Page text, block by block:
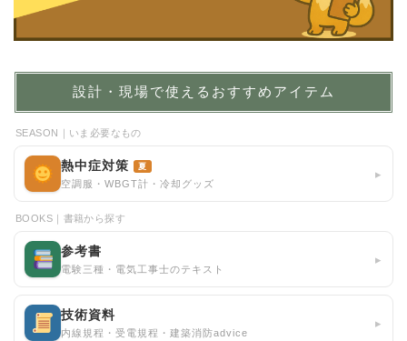
設計・現場で使えるおすすめアイテム
SEASON｜いま必要なもの
熱中症対策 夏
空調服・WBGT計・冷却グッズ
▸
BOOKS｜書籍から探す
参考書
電験三種・電気工事士のテキスト
▸
技術資料
内線規程・受電規程・建築消防advice
▸